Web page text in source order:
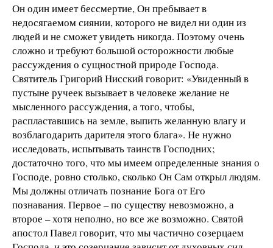
Он один имеет бессмертие, Он пребывает в
недосягаемом сиянии, которого не видел ни один из
людей и не сможет увидеть никогда. Поэтому очень
сложно и требуют большой осторожности любые
рассуждения о сущностной природе Господа.
Святитель Григорий Нисский говорит: «Увиденный в
пустыне ручеек вызывает в человеке желание не
мысленного рассуждения, а того, чтобы,
распластавшись на земле, выпить желанную влагу и
возблагодарить дарителя этого блага». Не нужно
исследовать, испытывать таинств Господних;
достаточно того, что мы имеем определенные знания о
Господе, ровно столько, сколько Он Сам открыл людям.
Мы должны отличать познание Бога от Его
познавания. Первое – по существу невозможно, а
второе – хотя неполно, но все же возможно. Святой
апостол Павел говорит, что мы частично созерцаем